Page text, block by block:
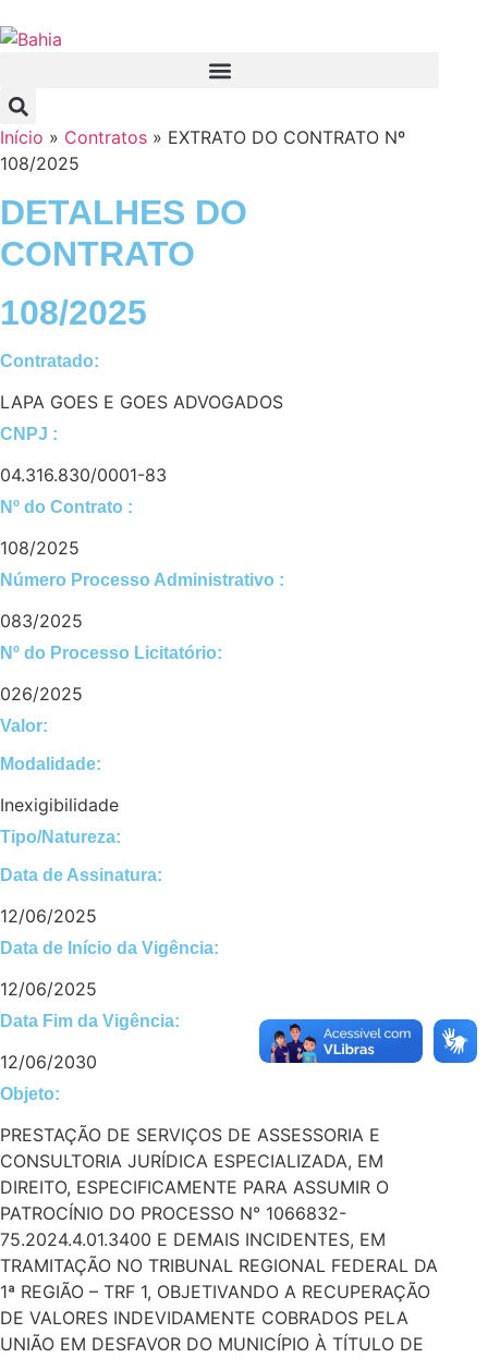
Início » Contratos » EXTRATO DO CONTRATO Nº
108/2025
DETALHES DO
CONTRATO​
108/2025
Contratado:
LAPA GOES E GOES ADVOGADOS
CNPJ :
04.316.830/0001-83
Nº do Contrato :
108/2025
Número Processo Administrativo :
083/2025
Nº do Processo Licitatório:
026/2025
Valor:
Modalidade:
Inexigibilidade
Tipo/Natureza:
Data de Assinatura:
12/06/2025
Data de Início da Vigência:
12/06/2025
Data Fim da Vigência:
12/06/2030
Objeto:
PRESTAÇÃO DE SERVIÇOS DE ASSESSORIA E
CONSULTORIA JURÍDICA ESPECIALIZADA, EM
DIREITO, ESPECIFICAMENTE PARA ASSUMIR O
PATROCÍNIO DO PROCESSO N° 1066832-
75.2024.4.01.3400 E DEMAIS INCIDENTES, EM
TRAMITAÇÃO NO TRIBUNAL REGIONAL FEDERAL DA
1ª REGIÃO – TRF 1, OBJETIVANDO A RECUPERAÇÃO
DE VALORES INDEVIDAMENTE COBRADOS PELA
UNIÃO EM DESFAVOR DO MUNICÍPIO À TÍTULO DE